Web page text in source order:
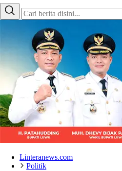
Linteranews.com
Politik